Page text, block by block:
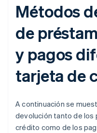
Métodos
de
y pagos
tarjeta de
A continuación se
devolución tanto de
crédito como de los